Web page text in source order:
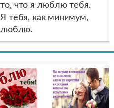
то, что я люблю тебя.
Я тебя, как минимум,
люблю.